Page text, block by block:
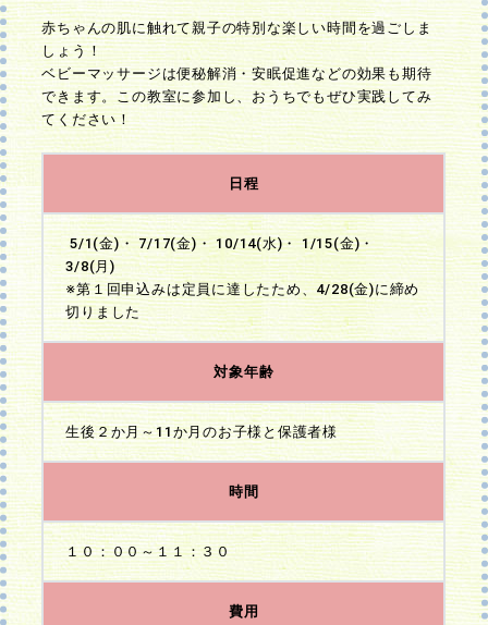
赤ちゃんの肌に触れて親子の特別な楽しい時間を過ごしま
しょう！
ベビーマッサージは便秘解消・安眠促進などの効果も期待
できます。この教室に参加し、おうちでもぜひ実践してみ
てください！
日程
5/1(金)・ 7/17(金)・ 10/14(水)・ 1/15(金)・
3/8(月)
※第１回申込みは定員に達したため、4/28(金)に締め
切りました
対象年齢
生後２か月～11か月のお子様と保護者様
時間
１０：００～１１：３０
費用